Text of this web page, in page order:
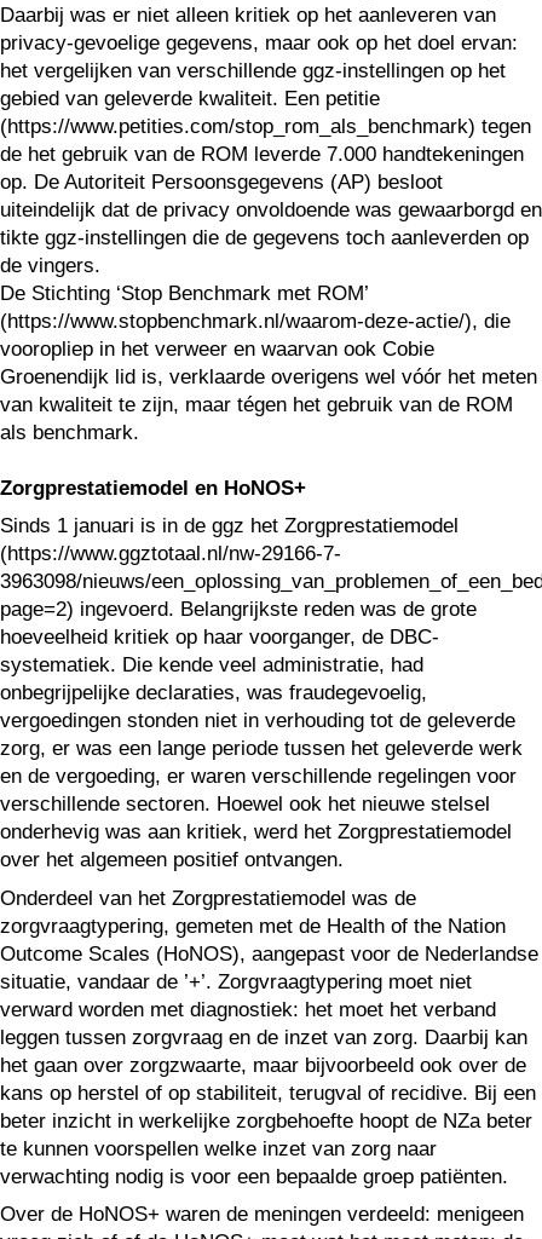
Daarbij was er niet alleen kritiek op het aanleveren van
privacy-gevoelige gegevens, maar ook op het doel ervan:
het vergelijken van verschillende ggz-instellingen op het
gebied van geleverde kwaliteit. Een petitie
(https://www.petities.com/stop_rom_als_benchmark) tegen
de het gebruik van de ROM leverde 7.000 handtekeningen
op. De Autoriteit Persoonsgegevens (AP) besloot
uiteindelijk dat de privacy onvoldoende was gewaarborgd en
tikte ggz-instellingen die de gegevens toch aanleverden op
de vingers.
De Stichting ‘Stop Benchmark met ROM’
(https://www.stopbenchmark.nl/waarom-deze-actie/), die
vooropliep in het verweer en waarvan ook Cobie
Groenendijk lid is, verklaarde overigens wel vóór het meten
van kwaliteit te zijn, maar tégen het gebruik van de ROM
als benchmark.
Zorgprestatiemodel en HoNOS+
Sinds 1 januari is in de ggz het Zorgprestatiemodel
(https://www.ggztotaal.nl/nw-29166-7-
3963098/nieuws/
page=2) ingevoerd. Belangrijkste reden was de grote
hoeveelheid kritiek op haar voorganger, de DBC-
systematiek. Die kende veel administratie, had
onbegrijpelijke declaraties, was fraudegevoelig,
vergoedingen stonden niet in verhouding tot de geleverde
zorg, er was een lange periode tussen het geleverde werk
en de vergoeding, er waren verschillende regelingen voor
verschillende sectoren. Hoewel ook het nieuwe stelsel
onderhevig was aan kritiek, werd het Zorgprestatiemodel
over het algemeen positief ontvangen.
Onderdeel van het Zorgprestatiemodel was de
zorgvraagtypering, gemeten met de Health of the Nation
Outcome Scales (HoNOS), aangepast voor de Nederlandse
situatie, vandaar de ’+’. Zorgvraagtypering moet niet
verward worden met diagnostiek: het moet het verband
leggen tussen zorgvraag en de inzet van zorg. Daarbij kan
het gaan over zorgzwaarte, maar bijvoorbeeld ook over de
kans op herstel of op stabiliteit, terugval of recidive. Bij een
beter inzicht in werkelijke zorgbehoefte hoopt de NZa beter
te kunnen voorspellen welke inzet van zorg naar
verwachting nodig is voor een bepaalde groep patiënten.
Over de HoNOS+ waren de meningen verdeeld: menigeen